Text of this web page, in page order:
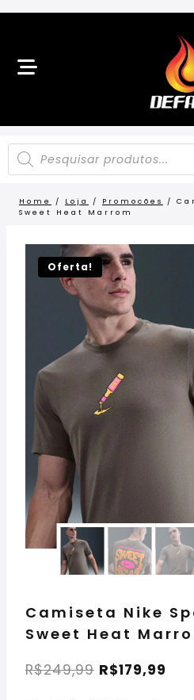
Home / Loja / Promocões /
Sweet Heat Marrom
Oferta!
Camiseta Nike
Sweet Heat
R$249,99 R$179,99